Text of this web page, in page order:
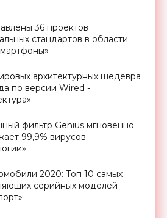
36 проектов
стандартов в области
архитектурных шедевра
по версии Wired -
фильтр Genius мгновенно
99,9% вирусов -
2020: Топ 10 самых
серийных моделей -